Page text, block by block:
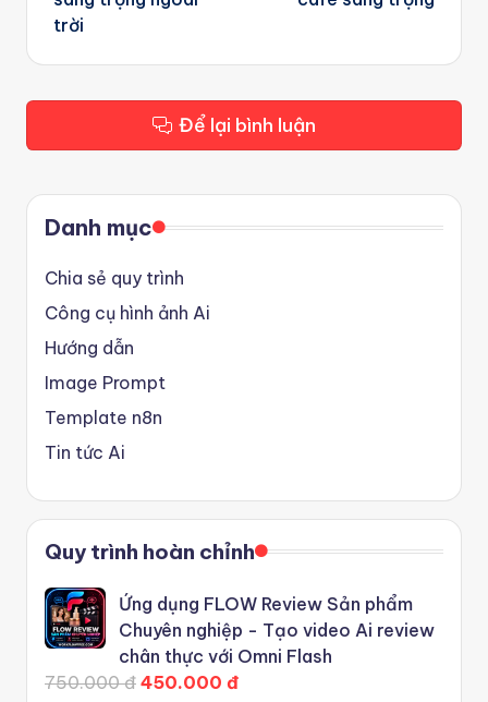
trời
Để lại bình luận
Danh mục
Chia sẻ quy trình
Công cụ hình ảnh Ai
Hướng dẫn
Image Prompt
Template n8n
Tin tức Ai
Quy trình hoàn chỉnh
Ứng dụng FLOW Review Sản phẩm
Chuyên nghiệp - Tạo video Ai review
chân thực với Omni Flash
750.000 đ 450.000 đ